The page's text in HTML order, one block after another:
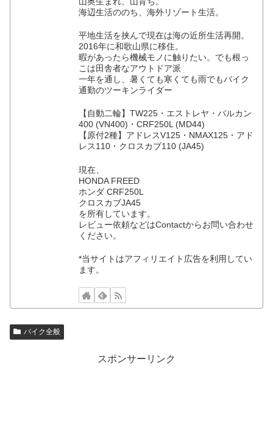
海辺生活ののち、海外リゾート生活。
平地生活を挟んで現在は海の近所生活再開。
2016年に和歌山県に移住。
暇があったら機械モノに触りたい。でも根っ
こは田舎者なアウトドア派
一年を通し、暑くても寒くても雨でもバイク
通勤のツーキンライダー
【自動二輪】TW225・エストレヤ・バルカン
400 (VN400)・CRF250L (MD44)
【原付2種】アドレスV125・NMAX125・アド
レス110・クロスカブ110 (JA45)
現在、
HONDA FREED
ホンダ CRF250L
クロスカブJA45
を所有しています。
レビュー依頼などはContactからお問い合わせ
ください。
*当サイトはアフィリエイト広告を利用してい
ます。
バイク全般
スポンサーリンク